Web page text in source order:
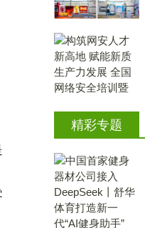
精彩专题